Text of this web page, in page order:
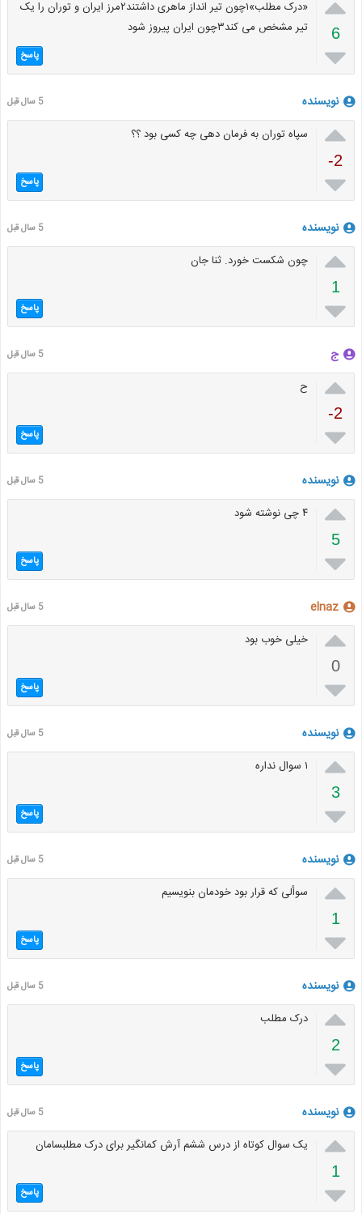
6

«درک مطلب»۱چون تیر انداز ماهری داشتند۲مرز ایران و توران را یک
تیر مشخص می کند۳چون ایران پیروز شود
پاسخ
نویسنده 5 سال قبل

-2

سپاه توران به فرمان دهی چه کسی بود ؟؟
پاسخ
نویسنده 5 سال قبل

1

چون شکست خورد. ثنا جان
پاسخ
ج 5 سال قبل

-2

ح
پاسخ
نویسنده 5 سال قبل

5

۴ چی نوشته شود
پاسخ
elnaz 5 سال قبل

0

خیلی خوب بود
پاسخ
نویسنده 5 سال قبل

3

۱ سوال نداره
پاسخ
نویسنده 5 سال قبل

1

سوألی که قرار بود خودمان بنویسیم
پاسخ
نویسنده 5 سال قبل

2

درک مطلب
پاسخ
نویسنده 5 سال قبل

1

یک سوال کوتاه از درس ششم آرش کمانگیر برای درک مطلبسامان
پاسخ